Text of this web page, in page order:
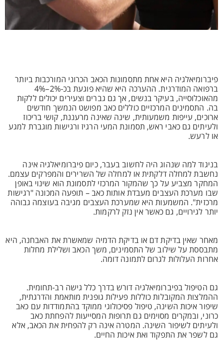
פיברומיאלגיה היא אחת מתסמונות הכאב הכרוני המורכבות ביותר
ברפואה המודרנית. ההערכה היא שהיא פוגעת בכ-2%–4%
מהאוכלוסייה, בעיקר בנשים, אך גם גברים וצעירים יכולים ללקות
בה. התסמינים המרכזיים כוללים כאב מפושט הנמשך חודשים
ארוכים, עייפות משמעותית, שינה שאינה מרעננת, קושי בריכוז
ולעיתים גם כאבי ראש, תסמונת המעי הרגיז ורגישות מוגברת למגע
או לרעש.
בניגוד למה שנהוג היה לחשוב בעבר, כיום פיברומיאלגיה אינה
נחשבת למחלה דלקתית או למחלה של השרירים והמפרקים עצמם.
המחקר מצביע על כך שהמקור המרכזי לתסמונת הוא שינוי באופן
שבו מערכת העצבים מעבדת אותות כאב – תופעה המכונה "רגישות
מרכזית". המשמעות היא שמערכת העצבים מגיבה בעוצמה גבוהה
יותר לגירויים, גם כאשר אין נזק לרקמות.
מאחר שאין בדיקת דם או בדיקת הדמיה שמאשרת את האבחנה, היא
מתבססת על שילוב של התסמינים, משך הכאב ושלילת מחלות
אחרות העלולות לגרום לתמונה דומה.
גם הטיפול בפיברומיאלגיה דורש בדרך כלל גישה רב-תחומית.
ההמלצות המקובלות כוללות פעילות גופנית מותאמת והדרגתית,
שיפור איכות השינה, טיפול פסיכולוגי ממוקד בהתמודדות עם כאב
כרוני, ובמקרים מסוימים גם תרופות המסייעות להפחתת כאב
ולעיתים לשיפור השינה. המטרה אינה רק להפחית את הכאב, אלא
גם לשפר את התפקוד ואת איכות החיים.